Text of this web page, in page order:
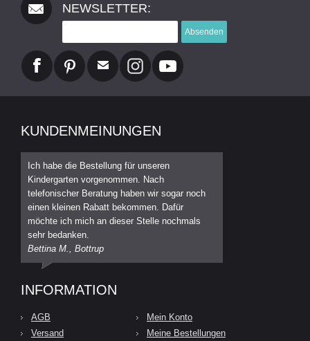
NEWSLETTER:
Absenden
KUNDENMEINUNGEN
Ich habe die Bestellung für unseren
Kindergarten vorgenommen. Nach
telefonischer Beratung haben wir sogar noch
einen kleinen Rabatt bekommen. Dafür
möchte ich mich an dieser Stelle nochmals
sehr bedanken.
Bettina M., Bottrup
INFORMATION
AGB
Versand
Mein Konto
Meine Bestellungen